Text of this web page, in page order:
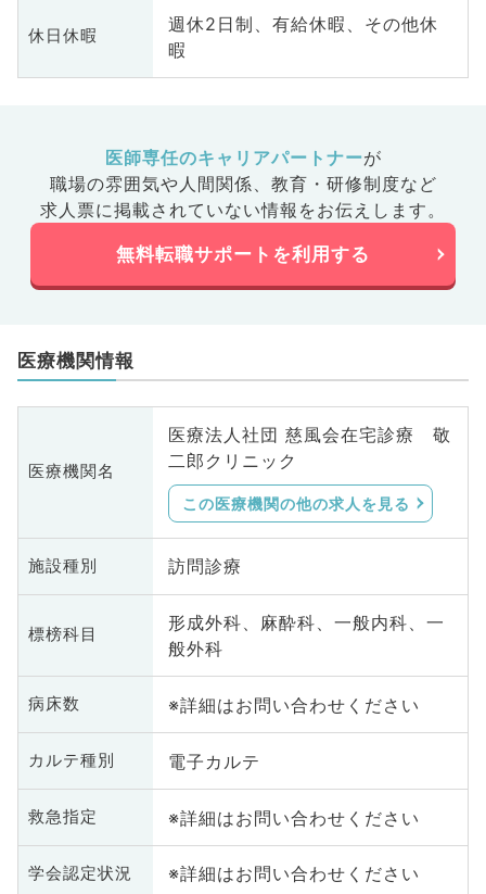
休日休暇
週休2日制、有給休暇、その他休
暇
医師専任のキャリアパートナーが
職場の雰囲気や人間関係、 教育・研修制度など
求人票に掲載されていない情報をお伝えします。
無料転職サポートを利用する
医療機関情報
医療機関名
医療法人社団 慈風会在宅診療 敬
二郎クリニック
この医療機関の他の求人を見る
施設種別 訪問診療
標榜科目
形成外科、麻酔科、一般内科、一
般外科
病床数 ※詳細はお問い合わせください
カルテ種別 電子カルテ
救急指定 ※詳細はお問い合わせください
学会認定状況 ※詳細はお問い合わせください